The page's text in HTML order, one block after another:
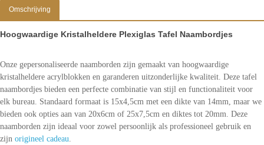
Omschrijving
Hoogwaardige Kristalheldere Plexiglas Tafel Naambordjes
Onze gepersonaliseerde naamborden zijn gemaakt van hoogwaardige
kristalheldere acrylblokken en garanderen uitzonderlijke kwaliteit. Deze tafel
naambordjes bieden een perfecte combinatie van stijl en functionaliteit voor
elk bureau. Standaard formaat is 15x4,5cm met een dikte van 14mm, maar we
bieden ook opties aan van 20x6cm of 25x7,5cm en diktes tot 20mm. Deze
naamborden zijn ideaal voor zowel persoonlijk als professioneel gebruik en
zijn origineel cadeau.